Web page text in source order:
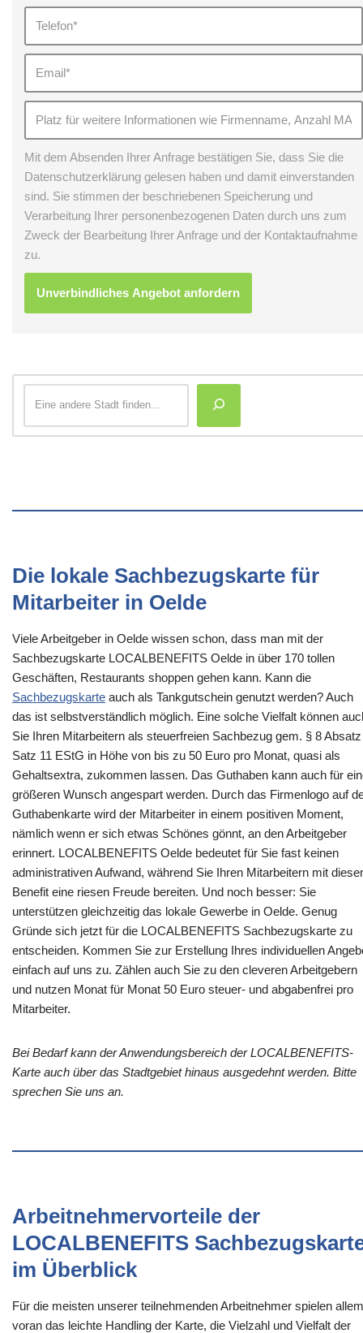
Mit dem Absenden Ihrer Anfrage bestätigen Sie, dass Sie die
Datenschutzerklärung gelesen haben und damit einverstanden
sind. Sie stimmen der beschriebenen Speicherung und
Verarbeitung Ihrer personenbezogenen Daten durch uns zum
Zweck der Bearbeitung Ihrer Anfrage und der Kontaktaufnahme
zu.
Die lokale Sachbezugskarte für
Mitarbeiter in Oelde
Viele Arbeitgeber in Oelde wissen schon, dass man mit der
Sachbezugskarte LOCALBENEFITS Oelde in über 170 tollen
Geschäften, Restaurants shoppen gehen kann. Kann die
Sachbezugskarte auch als Tankgutschein genutzt werden? Auch
das ist selbstverständlich möglich. Eine solche Vielfalt können
Sie Ihren Mitarbeitern als steuerfreien Sachbezug gem. § 8
Satz 11 EStG in Höhe von bis zu 50 Euro pro Monat, quasi als
Gehaltsextra, zukommen lassen. Das Guthaben kann auch für
größeren Wunsch angespart werden. Durch das Firmenlogo auf
Guthabenkarte wird der Mitarbeiter in einem positiven Moment,
nämlich wenn er sich etwas Schönes gönnt, an den Arbeitgeber
erinnert. LOCALBENEFITS Oelde bedeutet für Sie fast keinen
administrativen Aufwand, während Sie Ihren Mitarbeitern mit
Benefit eine riesen Freude bereiten. Und noch besser: Sie
unterstützen gleichzeitig das lokale Gewerbe in Oelde. Genug
Gründe sich jetzt für die LOCALBENEFITS Sachbezugskarte zu
entscheiden. Kommen Sie zur Erstellung Ihres individuellen
einfach auf uns zu. Zählen auch Sie zu den cleveren Arbeitgebern
und nutzen Monat für Monat 50 Euro steuer- und abgabenfrei pro
Mitarbeiter.
Bei Bedarf kann der Anwendungsbereich der LOCALBENEFITS-
Karte auch über das Stadtgebiet hinaus ausgedehnt werden. Bitte
sprechen Sie uns an.
Arbeitnehmervorteile der
LOCALBENEFITS
im Überblick
Für die meisten unserer teilnehmenden Arbeitnehmer spielen allem
voran das leichte Handling der Karte, die Vielzahl und Vielfalt der